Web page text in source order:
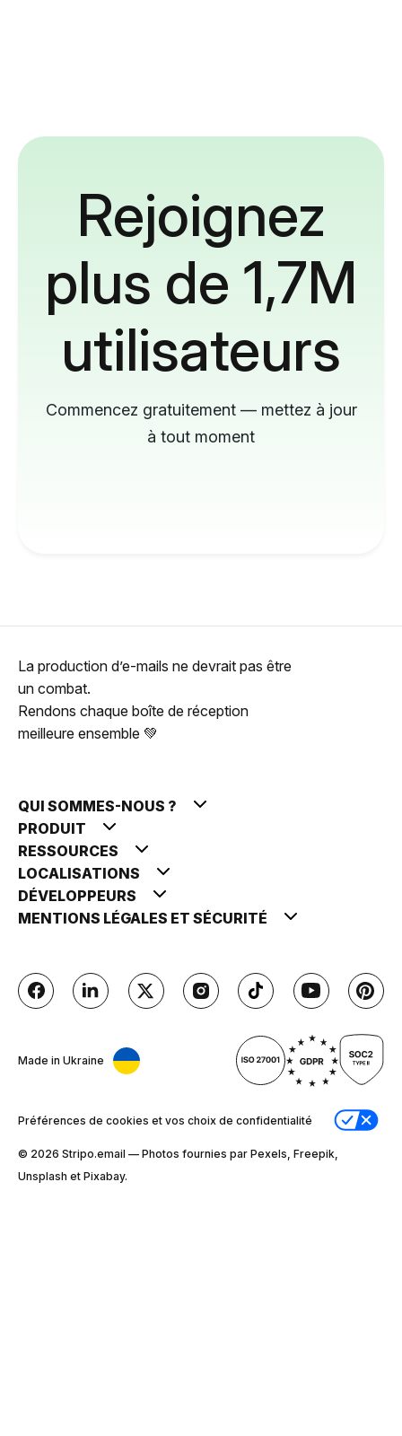
Rejoignez
plus de 1,7M
utilisateurs
Commencez gratuitement — mettez à jour
à tout moment
La production d’e-mails ne devrait pas être
un combat.
Rendons chaque boîte de réception
meilleure ensemble 💚
QUI SOMMES-NOUS ?
PRODUIT
RESSOURCES
LOCALISATIONS
DÉVELOPPEURS
MENTIONS LÉGALES ET SÉCURITÉ
Made in Ukraine
Préférences de cookies et vos choix de confidentialité
© 2026 Stripо.email — Photos fournies par Pexels, Freepik,
Unsplash et Pixabay.